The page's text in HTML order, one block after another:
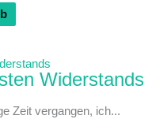
Widerstands
Zeit vergangen, ich...